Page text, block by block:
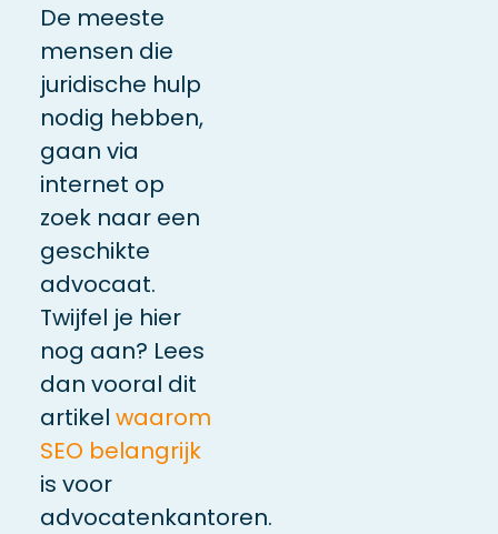
De meeste
mensen die
juridische hulp
nodig hebben,
gaan via
internet op
zoek naar een
geschikte
advocaat.
Twijfel je hier
nog aan? Lees
dan vooral dit
artikel waarom
SEO belangrijk
is voor
advocatenkantoren.